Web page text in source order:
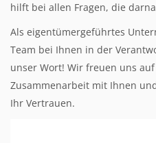
hilft bei allen Fragen, die
Als eigentümergeführtes
Team bei Ihnen in der
unser Wort! Wir freuen uns
Zusammenarbeit mit Ihnen
Ihr Vertrauen.